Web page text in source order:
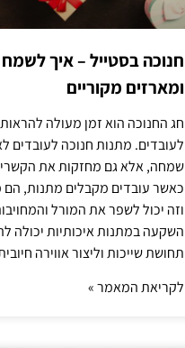
חנוכה בסטייל – איך
ומארזים מקוריים
חג החנוכה הוא זמן מעולה
לעובדים. מתנות חנוכה לעובדים
שמחה, אלא גם מחזקות את
כאשר עובדים מקבלים מתנות, הם
וזה יכול לשפר את המורל
השקעה במתנות איכותיות יכולה
תחושת שייכות וליצור אווירה
לקריאת המאמר »